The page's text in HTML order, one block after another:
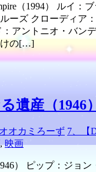
（1994） ルイ：
ーズ クローディア
アントニオ・バン
けの[…]
遺産（1946
オカミろーず 7、【
,映画
） ピップ：ジョ